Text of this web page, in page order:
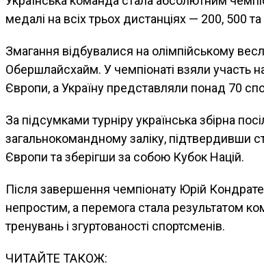
медалі на всіх трьох дистанціях — 200, 500
Змагання відбувалися на олімпійському
Обершлайсхайм. У чемпіонаті взяли участь
Європи, а Україну представляли понад 70
За підсумками турніру українська збірна
загальнокомандному заліку, підтвердивши
Європи та зберігши за собою Кубок Націй.
Після завершення чемпіонату Юрій
непростим, а перемога стала результатом
тренувань і згуртованості спортсменів.
ЧИТАЙТЕ ТАКОЖ: